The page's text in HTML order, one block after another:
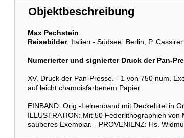
Objektbeschreibung
Max Pechstein
Reisebilder. Italien - Südsee. Berlin, P.
Numerierter und signierter Druck der Pan-
XV. Druck der Pan-Presse. - 1 von 750 num.
auf leicht chamoisfarbenem Papier.
EINBAND: Orig.-Leinenband mit Deckeltitel in
ILLUSTRATION: Mit 50 Federlithographien
sauberes Exemplar. - PROVENIENZ: Hs.